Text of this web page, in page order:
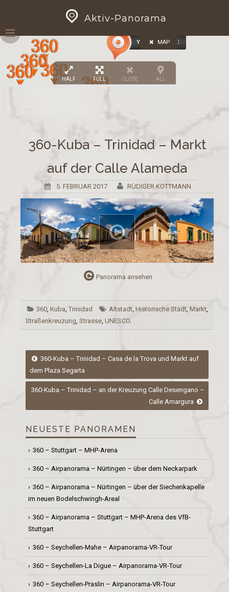
content
Aktiv-Panorama
MAP
HALF FULL CLOSE ALL
360-Kuba – Trinidad – Markt
auf der Calle Alameda
5. FEBRUAR 2017 RÜDIGER KOTTMANN
Panorama ansehen
360 ,Kuba ,Trinidad Altstadt, Historische Stadt, Markt,
Straßenkreuzung Strasse UNESCO
Post
navigation
360-Kuba – Trinidad – Casa de la Trova und Markt auf
dem Plaza Segarta
360-Kuba – Trinidad – an der Kreuzung Calle Desengano –
Calle Amargura
NEUESTE PANORAMEN
360 – Stuttgart – MHP-Arena
360 – Airpanorama – Nürtingen – über dem Neckarpark
360 – Airpanorama – Nürtingen – über der Siechenkapelle
im neuen Bodelschwingh-Areal
360 – Airpanorama – Stuttgart – MHP-Arena des VfB-
Stuttgart
360 – Seychellen-Mahe – Airpanorama-VR-Tour
360 – Seychellen-La Digue – Airpanorama-VR-Tour
360 – Seychellen-Praslin – Airpanorama-VR-Tour